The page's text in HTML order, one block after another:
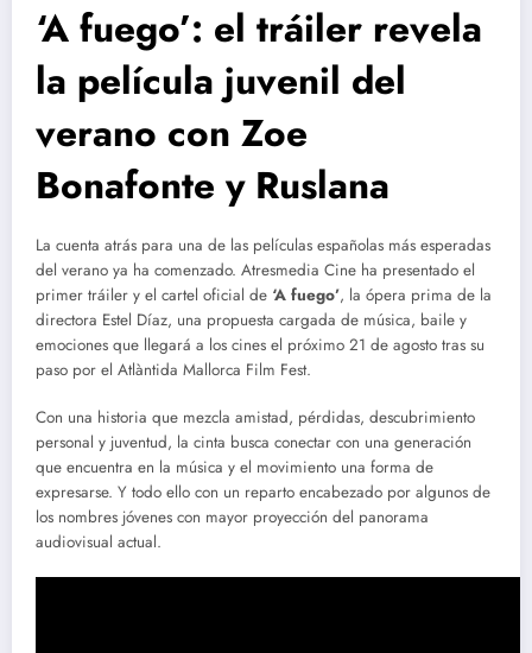
‘A fuego’: el tráiler revela
la película juvenil del
verano con Zoe
Bonafonte y Ruslana
La cuenta atrás para una de las películas españolas más esperadas
del verano ya ha comenzado. Atresmedia Cine ha presentado el
primer tráiler y el cartel oficial de ‘A fuego’, la ópera prima de la
directora Estel Díaz, una propuesta cargada de música, baile y
emociones que llegará a los cines el próximo 21 de agosto tras su
paso por el Atlàntida Mallorca Film Fest.
Con una historia que mezcla amistad, pérdidas, descubrimiento
personal y juventud, la cinta busca conectar con una generación
que encuentra en la música y el movimiento una forma de
expresarse. Y todo ello con un reparto encabezado por algunos de
los nombres jóvenes con mayor proyección del panorama
audiovisual actual.